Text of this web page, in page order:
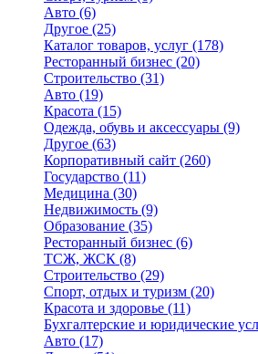
Авто (6)
Другое (25)
Каталог товаров, услуг (178)
Ресторанный бизнес (20)
Строительство (31)
Авто (19)
Красота (15)
Одежда, обувь и аксессуары (9)
Другое (63)
Корпоративный сайт (260)
Государство (11)
Медицина (30)
Недвижимость (9)
Образование (35)
Ресторанный бизнес (6)
ТСЖ, ЖСК (8)
Строительство (29)
Спорт, отдых и туризм (20)
Красота и здоровье (11)
Бухгалтерские и юридические
Авто (17)